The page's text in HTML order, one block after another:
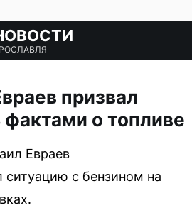
призвал
фактами о топливе
Евраев
с бензином на